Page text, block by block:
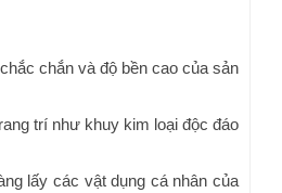
chắn và độ bền cao của sản
trí như khuy kim loại độc đáo
lấy các vật dụng cá nhân của